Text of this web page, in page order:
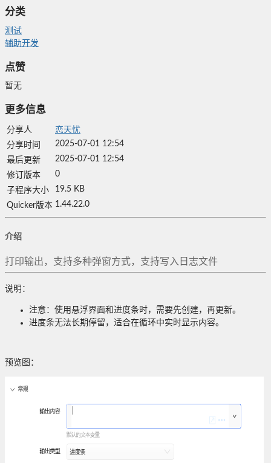
分类
测试
辅助开发
点赞
暂无
更多信息
分享人
恋天忧
分享时间
2025-07-01 12:54
最后更新
2025-07-01 12:54
修订版本
0
子程序大小
19.5 KB
Quicker版本 1.44.22.0
介绍
打印输出，支持多种弹窗方式，支持写入日志文件
说明：
注意：使用悬浮界面和进度条时，需要先创建，再更新。
进度条无法长期停留，适合在循环中实时显示内容。
预览图：